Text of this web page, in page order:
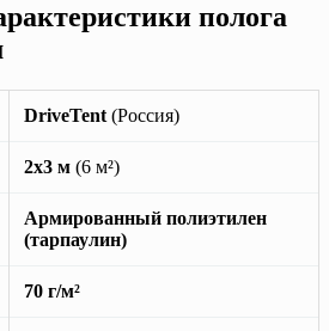
полога
DriveTent (Россия)
2х3 м (6 м²)
Армированный полиэтилен
(тарпаулин)
70 г/м²